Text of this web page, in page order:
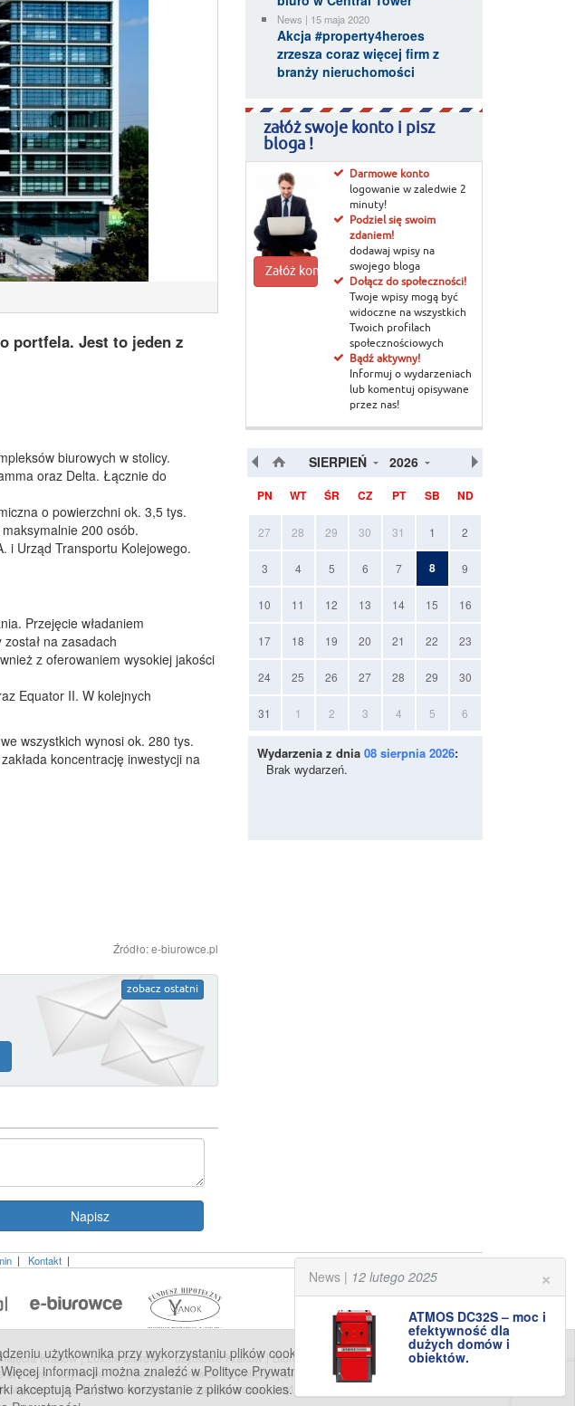
użytkownika przy wykorzystaniu plików cookies (tzw. ciasteczek). Jeśli nie wyrażają
informacji można znaleźć w Polityce Prywatności. Klikając przycisk „Wyrażam zgodę”
akceptują Państwo korzystanie z plików cookies.
portfela. Jest to jeden z
biurowych w stolicy.
oraz Delta. Łącznie do
o powierzchni ok. 3,5 tys.
200 osób.
i Urząd Transportu Kolejowego.
Przejęcie władaniem
na zasadach
z oferowaniem wysokiej jakości
Equator II. W kolejnych
wszystkich wynosi ok. 280 tys.
koncentrację inwestycji na
Źródło: e-biurowce.pl
zobacz ostatni
News | 15 maja 2020
Akcja #property4heroes
zrzesza coraz więcej firm z
branży nieruchomości
załóż swoje konto i pisz
bloga !
Załóż konto
Darmowe konto
logowanie w zaledwie 2
minuty!
Podziel się swoim
zdaniem!
dodawaj wpisy na
swojego bloga
Dołącz do społeczności!
Twoje wpisy mogą być
widoczne na wszystkich
Twoich profilach
społecznościowych
Bądź aktywny!
Informuj o wydarzeniach
lub komentuj opisywane
przez nas!
SIERPIEŃ 2026
PN WT ŚR CZ PT SB ND
27 28 29 30 31 1 2
3 4 5 6 7 8 9
10 11 12 13 14 15 16
17 18 19 20 21 22 23
24 25 26 27 28 29 30
31 1 2 3 4 5 6
Wydarzenia z dnia 08 sierpnia 2026:
Brak wydarzeń.
×
News | 12 lutego 2025
ATMOS DC32S – moc i
efektywność dla
dużych domów i
obiektów.
| Kontakt|
Kraków|Lokale biurowo - użytkowe Kraków |Biurowce Kraków|Biura do wynajęcia
biurowo - użytkowe Trójmiasto|Biurowce Trójmiasto|Biura do wynajęcia Poznań
wynajęcia Łódź|Biurowce Łódź|Lokale biurowo - użytkowe Szczecin